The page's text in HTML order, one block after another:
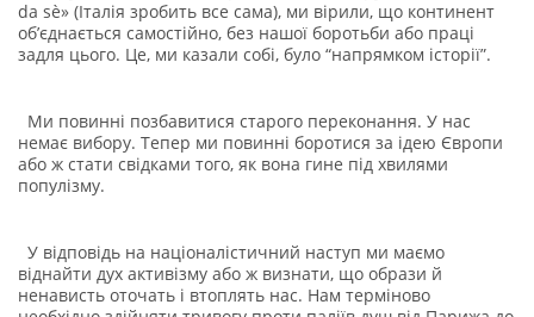
da sè» (Італія зробить все сама), ми вірили, що континент
об’єднається самостійно, без нашої боротьби або праці
задля цього. Це, ми казали собі, було “напрямком історії”.
Ми повинні позбавитися старого переконання. У нас
немає вибору. Тепер ми повинні боротися за ідею Європи
або ж стати свідками того, як вона гине під хвилями
популізму.
У відповідь на націоналістичний наступ ми маємо
віднайти дух активізму або ж визнати, що образи й
ненависть оточать і втоплять нас. Нам терміново